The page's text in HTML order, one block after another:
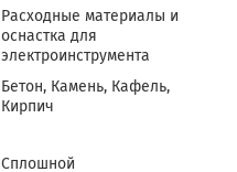
Расходные материалы и
оснастка для
электроинструмента
Бетон, Камень, Кафель,
Кирпич
Сплошной